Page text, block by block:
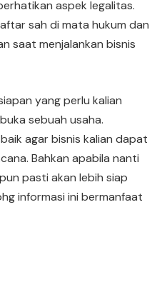
aspek legalitas.
sah di mata hukum dan
saat menjalankan bisnis
yang perlu kalian
sebuah usaha.
agar bisnis kalian dapat
Bahkan apabila nanti
pasti akan lebih siap
informasi ini bermanfaat